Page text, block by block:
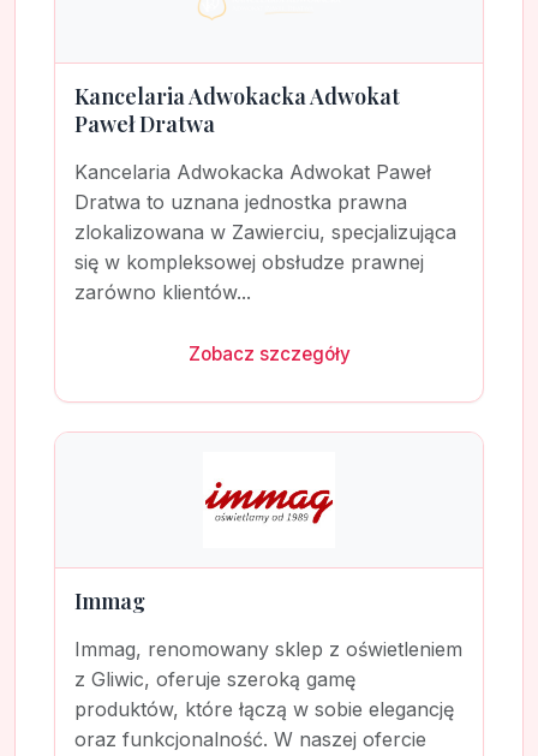
Kancelaria Adwokacka Adwokat
Paweł Dratwa
Kancelaria Adwokacka Adwokat Paweł
Dratwa to uznana jednostka prawna
zlokalizowana w Zawierciu, specjalizująca
się w kompleksowej obsłudze prawnej
zarówno klientów...
Zobacz szczegóły
Immag
Immag, renomowany sklep z oświetleniem
z Gliwic, oferuje szeroką gamę
produktów, które łączą w sobie elegancję
oraz funkcjonalność. W naszej ofercie